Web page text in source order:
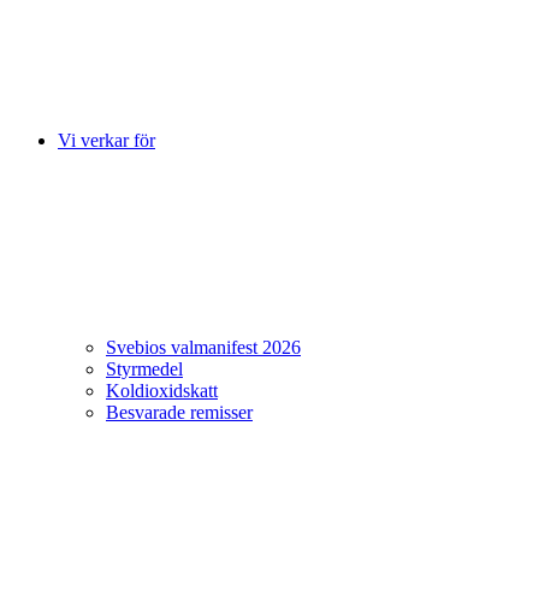
Vi verkar för
Svebios valmanifest 2026
Styrmedel
Koldioxidskatt
Besvarade remisser